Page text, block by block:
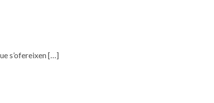
s’ofereixen[…]